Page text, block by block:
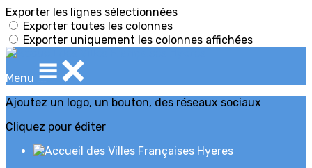
Exporter les lignes sélectionnées
Exporter toutes les colonnes
Exporter uniquement les colonnes affichées
Menu
Ajoutez un logo, un bouton, des réseaux sociaux
Cliquez pour éditer